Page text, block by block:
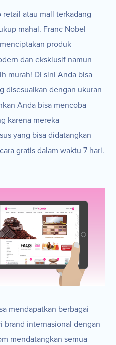
atau mall terkadang
mahal. Franc Nobel
produk
dan eksklusif namun
murah! Di sini Anda bisa
disesuaikan dengan ukuran
Anda bisa mencoba
karena mereka
yang bisa didatangkan
gratis dalam waktu 7 hari.
mendapatkan berbagai
brand internasional dengan
mendatangkan semua